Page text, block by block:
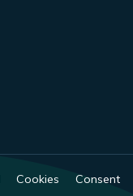
Cookies
Consent